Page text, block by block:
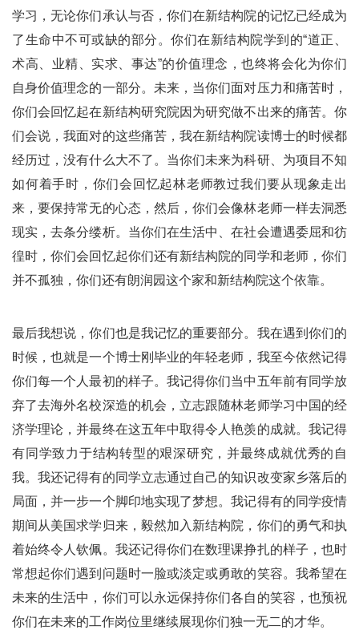
学习，无论你们承认与否，你们在新结构院的记忆已经成为
了生命中不可或缺的部分。你们在新结构院学到的“道正、
术高、业精、实求、事达”的价值理念，也终将会化为你们
自身价值理念的一部分。未来，当你们面对压力和痛苦时，
你们会回忆起在新结构研究院因为研究做不出来的痛苦。你
们会说，我面对的这些痛苦，我在新结构院读博士的时候都
经历过，没有什么大不了。当你们未来为科研、为项目不知
如何着手时，你们会回忆起林老师教过我们要从现象走出
来，要保持常无的心态，然后，你们会像林老师一样去洞悉
现实，去条分缕析。当你们在生活中、在社会遭遇委屈和彷
徨时，你们会回忆起你们还有新结构院的同学和老师，你们
并不孤独，你们还有朗润园这个家和新结构院这个依靠。
最后我想说，你们也是我记忆的重要部分。我在遇到你们的
时候，也就是一个博士刚毕业的年轻老师，我至今依然记得
你们每一个人最初的样子。我记得你们当中五年前有同学放
弃了去海外名校深造的机会，立志跟随林老师学习中国的经
济学理论，并最终在这五年中取得令人艳羡的成就。我记得
有同学致力于结构转型的艰深研究，并最终成就优秀的自
我。我还记得有的同学立志通过自己的知识改变家乡落后的
局面，并一步一个脚印地实现了梦想。我记得有的同学疫情
期间从美国求学归来，毅然加入新结构院，你们的勇气和执
着始终令人钦佩。我还记得你们在数理课挣扎的样子，也时
常想起你们遇到问题时一脸或淡定或勇敢的笑容。我希望在
未来的生活中，你们可以永远保持你们各自的笑容，也预祝
你们在未来的工作岗位里继续展现你们独一无二的才华。